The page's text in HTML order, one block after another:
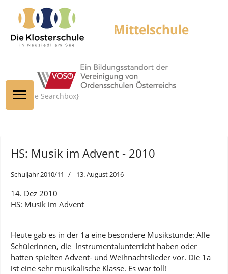
{module Searchbox}
HS: Musik im Advent - 2010
Schuljahr 2010/11 13. August 2016
14. Dez 2010
HS: Musik im Advent
Heute gab es in der 1a eine besondere Musikstunde: Alle
Schülerinnen, die Instrumentalunterricht haben oder
hatten spielten Advent- und Weihnachtslieder vor. Die 1a
ist eine sehr musikalische Klasse. Es war toll!